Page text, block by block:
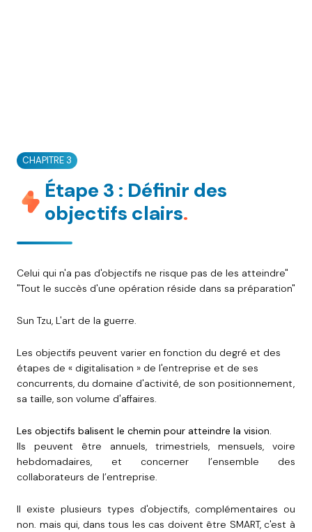
CHAPITRE 3
Étape 3 : Définir des
objectifs clairs.
Celui qui n'a pas d'objectifs ne risque pas de les atteindre"
"Tout le succès d'une opération réside dans sa préparation"
Sun Tzu, L'art de la guerre.
Les objectifs peuvent varier en fonction du degré et des
étapes de « digitalisation » de l'entreprise et de ses
concurrents, du domaine d'activité, de son positionnement,
sa taille, son volume d'affaires.
Les objectifs balisent le chemin pour atteindre la vision.
Ils peuvent être annuels, trimestriels, mensuels, voire
hebdomadaires, et concerner l’ensemble des
collaborateurs de l’entreprise.
Il existe plusieurs types d'objectifs, complémentaires ou
non. mais qui, dans tous les cas doivent être SMART, c'est à